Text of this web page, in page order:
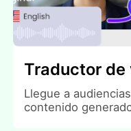
Traductor de
Llegue a
contenido